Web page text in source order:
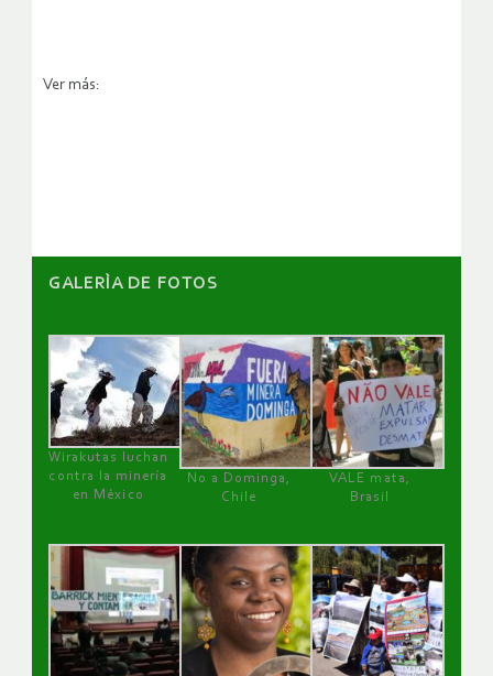
Ver más:
GALERÌA DE FOTOS
Wirakutas luchan
contra la minería
en México
No a Dominga,
Chile
VALE mata,
Brasil